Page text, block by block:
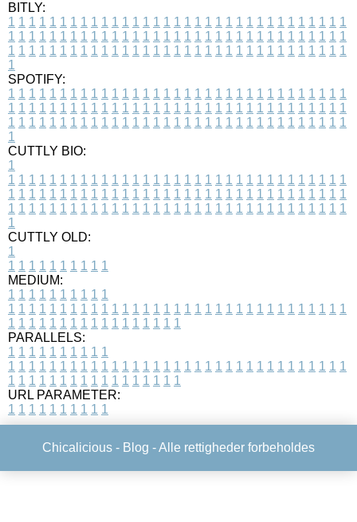
BITLY:
1 1 1 1 1 1 1 1 1 1 1 1 1 1 1 1 1 1 1 1 1 1 1 1 1 1 1 1 1 1 1 1 1
1 1 1 1 1 1 1 1 1 1 1 1 1 1 1 1 1 1 1 1 1 1 1 1 1 1 1 1 1 1 1 1 1
1 1 1 1 1 1 1 1 1 1 1 1 1 1 1 1 1 1 1 1 1 1 1 1 1 1 1 1 1 1 1 1 1
1
SPOTIFY:
1 1 1 1 1 1 1 1 1 1 1 1 1 1 1 1 1 1 1 1 1 1 1 1 1 1 1 1 1 1 1 1 1
1 1 1 1 1 1 1 1 1 1 1 1 1 1 1 1 1 1 1 1 1 1 1 1 1 1 1 1 1 1 1 1 1
1 1 1 1 1 1 1 1 1 1 1 1 1 1 1 1 1 1 1 1 1 1 1 1 1 1 1 1 1 1 1 1 1
1
CUTTLY BIO:
1
1 1 1 1 1 1 1 1 1 1 1 1 1 1 1 1 1 1 1 1 1 1 1 1 1 1 1 1 1 1 1 1 1
1 1 1 1 1 1 1 1 1 1 1 1 1 1 1 1 1 1 1 1 1 1 1 1 1 1 1 1 1 1 1 1 1
1 1 1 1 1 1 1 1 1 1 1 1 1 1 1 1 1 1 1 1 1 1 1 1 1 1 1 1 1 1 1 1 1
1
CUTTLY OLD:
1
1 1 1 1 1 1 1 1 1 1
MEDIUM:
1 1 1 1 1 1 1 1 1 1
1 1 1 1 1 1 1 1 1 1 1 1 1 1 1 1 1 1 1 1 1 1 1 1 1 1 1 1 1 1 1 1 1
1 1 1 1 1 1 1 1 1 1 1 1 1 1 1 1 1
PARALLELS:
1 1 1 1 1 1 1 1 1 1
1 1 1 1 1 1 1 1 1 1 1 1 1 1 1 1 1 1 1 1 1 1 1 1 1 1 1 1 1 1 1 1 1
1 1 1 1 1 1 1 1 1 1 1 1 1 1 1 1 1
URL PARAMETER:
1 1 1 1 1 1 1 1 1 1
Chicalicious - Blog - Alle rettigheder forbeholdes